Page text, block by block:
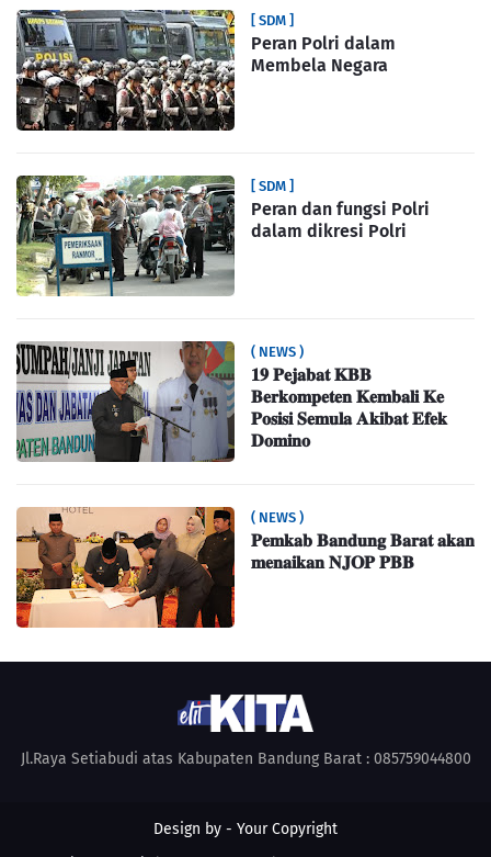
[ SDM ]
Peran Polri dalam
Membela Negara
[ SDM ]
Peran dan fungsi Polri
dalam dikresi Polri
( NEWS )
𝟏𝟗 𝐏𝐞𝐣𝐚𝐛𝐚𝐭 𝐊𝐁𝐁
𝐁𝐞𝐫𝐤𝐨𝐦𝐩𝐞𝐭𝐞𝐧 𝐊𝐞𝐦𝐛𝐚𝐥𝐢 𝐊𝐞
𝐏𝐨𝐬𝐢𝐬𝐢 𝐒𝐞𝐦𝐮𝐥𝐚 𝐀𝐤𝐢𝐛𝐚𝐭 𝐄𝐟𝐞𝐤
𝐃𝐨𝐦𝐢𝐧𝐨
( NEWS )
𝐏𝐞𝐦𝐤𝐚𝐛 𝐁𝐚𝐧𝐝𝐮𝐧𝐠 𝐁𝐚𝐫𝐚𝐭 𝐚𝐤𝐚𝐧
𝐦𝐞𝐧𝐚𝐢𝐤𝐚𝐧 𝐍𝐉𝐎𝐏 𝐏𝐁𝐁
Jl.Raya Setiabudi atas Kabupaten Bandung Barat : 085759044800
Design by - Your Copyright